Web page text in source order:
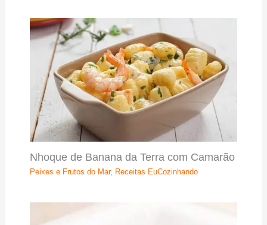
Nhoque de Banana da Terra com Camarão
Peixes e Frutos do Mar, Receitas EuCozinhando